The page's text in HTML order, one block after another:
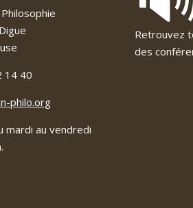
14 40
philo.org
mardi au vendredi
Retrouvez
des